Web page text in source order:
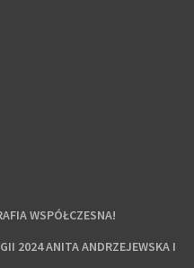
WSPÓŁCZESNA!
2024 ANITA ANDRZEJEWSKA I